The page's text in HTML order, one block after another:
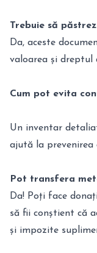
Trebuie să
Da, aceste
valoarea și dreptul
Cum pot evita
Un inventar
ajută la
Pot transfera
Da! Poți face
să fii conștient că
și impozite